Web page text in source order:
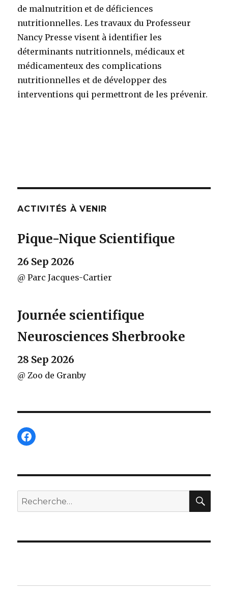
de malnutrition et de déficiences
nutritionnelles. Les travaux du Professeur
Nancy Presse visent à identifier les
déterminants nutritionnels, médicaux et
médicamenteux des complications
nutritionnelles et de développer des
interventions qui permettront de les prévenir.
ACTIVITÉS À VENIR
Pique-Nique Scientifique
26 Sep 2026
@ Parc Jacques-Cartier
Journée scientifique
Neurosciences Sherbrooke
28 Sep 2026
@ Zoo de Granby
Facebook
Recherche
pour :